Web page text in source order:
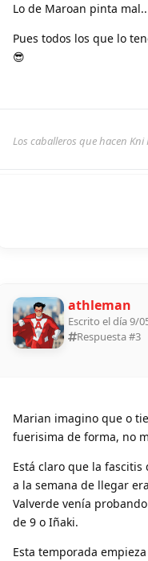
Lo de Maroan pinta mal..
Pues todos los que lo
😎
Los caballeros que hacen Kni
athleman
Escrito el día 9/
Respuesta #3
Marian imagino que o
fuerisima de forma, no
Está claro que la
a la semana de llegar
Valverde venía
de 9 o Iñaki.
Esta temporada